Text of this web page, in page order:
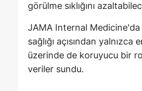
görülme sıklığını
JAMA Internal Medicine'da
sağlığı açısından
üzerinde de koruyucu bir
veriler sundu.